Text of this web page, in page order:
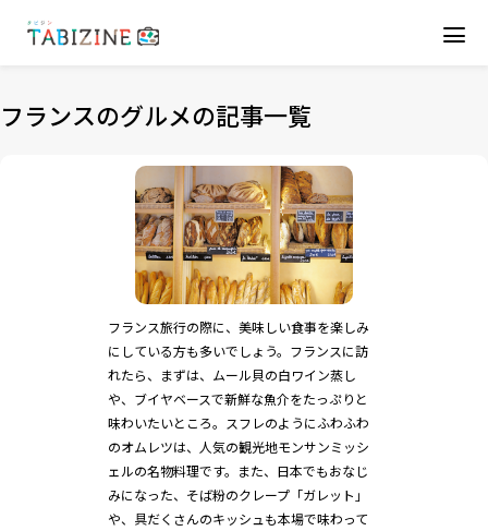
フランスのグルメの記事一覧
フランス旅行の際に、美味しい食事を楽しみ
にしている方も多いでしょう。フランスに訪
れたら、まずは、ムール貝の白ワイン蒸し
や、ブイヤベースで新鮮な魚介をたっぷりと
味わいたいところ。スフレのようにふわふわ
のオムレツは、人気の観光地モンサンミッシ
ェルの名物料理です。また、日本でもおなじ
みになった、そば粉のクレープ「ガレット」
や、具だくさんのキッシュも本場で味わって